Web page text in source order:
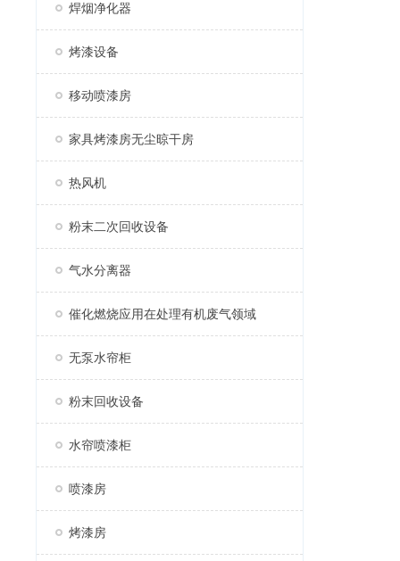
焊烟净化器
烤漆设备
移动喷漆房
家具烤漆房无尘晾干房
热风机
粉末二次回收设备
气水分离器
催化燃烧应用在处理有机废气领域
无泵水帘柜
粉末回收设备
水帘喷漆柜
喷漆房
烤漆房